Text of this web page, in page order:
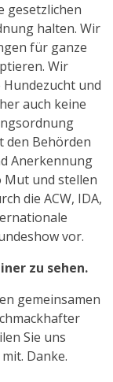
gesetzlichen
halten. Wir
für ganze
Wir
und
auch keine
den Behörden
Anerkennung
Mut und stellen
die ACW, IDA,
vor.
zu sehen.
gemeinsamen
Sie uns
Danke.